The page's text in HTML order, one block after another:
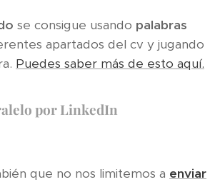
se consigue usando palabras
apartados del cv y jugando
Puedes saber más de esto aquí.
por LinkedIn
que no nos limitemos a enviar